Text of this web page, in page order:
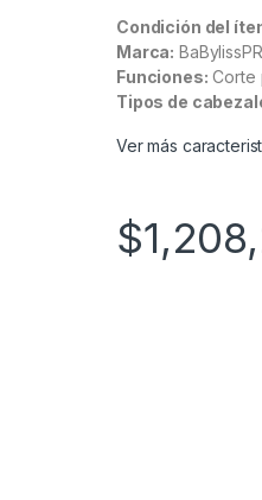
Condición del
Marca:
Funciones: Corte
Tipos de
Ver más
$